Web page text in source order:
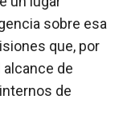
sobre esa
que, por
alcance de
de